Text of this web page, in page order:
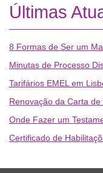
Últimas
8 Formas de Ser um
Minutas de Processo
Tarifários EMEL em
Renovação da Carta
Onde Fazer um
Certificado de